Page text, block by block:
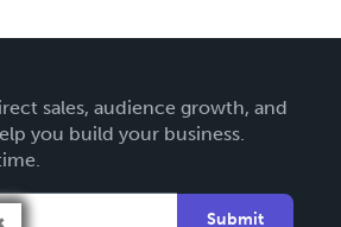
sales, audience growth, and
you build your business.
Submit